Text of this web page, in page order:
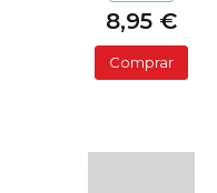
8,95 €
Comprar